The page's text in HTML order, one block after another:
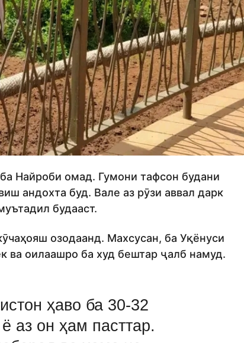
Найроби омад. Гумони тафсон будани
андохта буд. Вале аз рӯзи аввал дарк
будааст.
озодаанд. Махсусан, ба Уқёнуси
ва оилаашро ба худ бештар ҷалб намуд.
ҳаво ба 30-32
аз он ҳам пасттар.